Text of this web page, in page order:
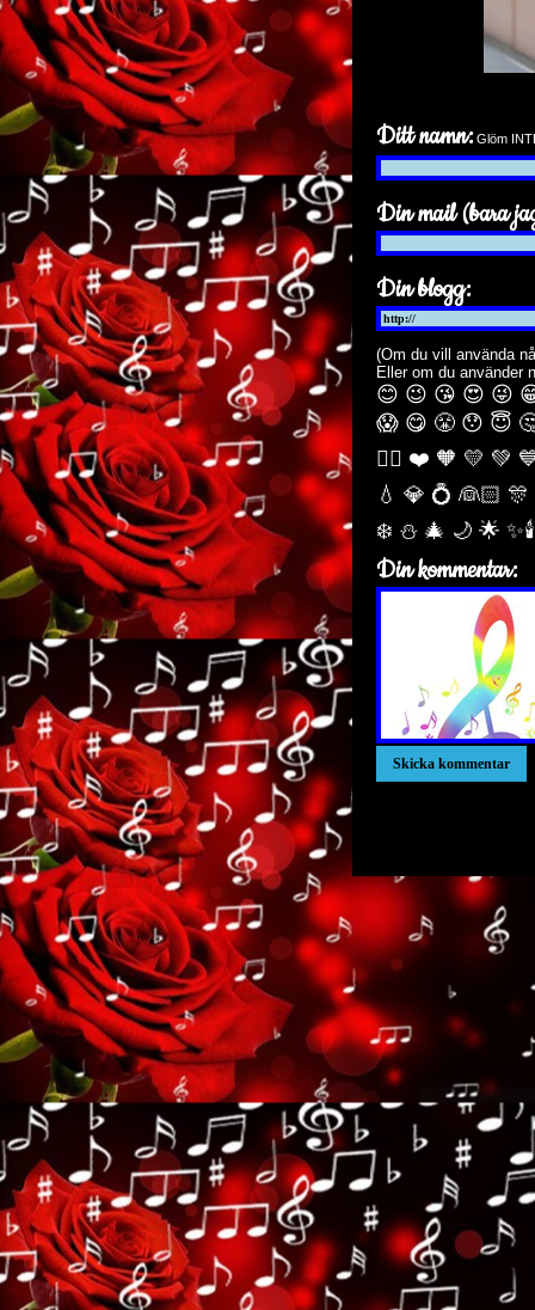
Ditt namn:Glöm
Din mail (bara
Din blogg:
(Om du vill använda
Eller om du använder
😊 😉 😘 😍 😜
😱 😋 😤 😯 😇
🏳️‍🌈 ❤️ 🧡 💛 💚
💧 💎 💍 👰🏻
❄️ ⛄ 🎄 🌙️ 🌟
Din kommentar: